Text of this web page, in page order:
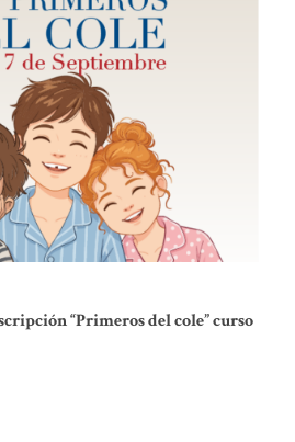
“Primeros del cole” curso